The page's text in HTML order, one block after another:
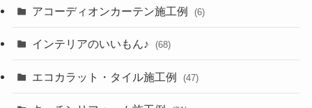
アコーディオンカーテン施工例 (6)
インテリアのいいもん♪ (68)
エコカラット・タイル施工例 (47)